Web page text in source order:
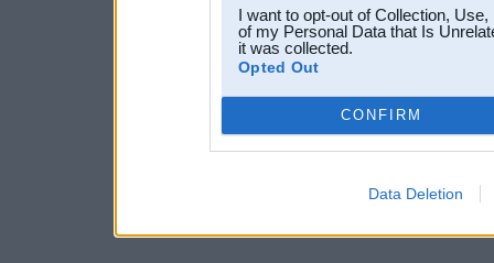
I want to opt-out of Collection,
of my Personal Data that Is
it was collected.
Opted Out
CONFIRM
Data Deletion